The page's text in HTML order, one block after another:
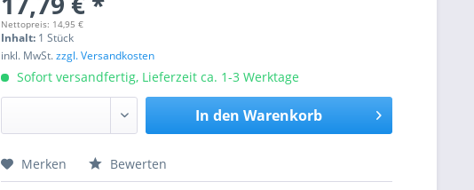
Nettopreis: 14,95 €
Inhalt: 1 Stück
inkl. MwSt.zzgl. Versandkosten
Sofort versandfertig, Lieferzeit ca. 1-3 Werktage
In den Warenkorb
Preis anfragen
Merken Bewerten